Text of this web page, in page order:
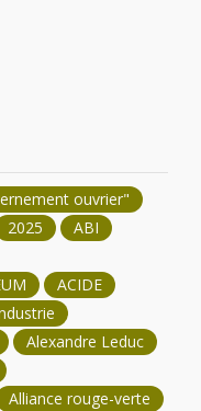
ouvrier"
2025
ABI
ACIDE
Alexandre Leduc
Alliance rouge-verte